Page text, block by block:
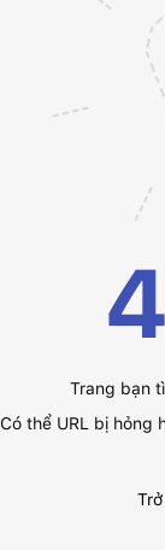
Trang bạn
Có thể URL bị hỏng